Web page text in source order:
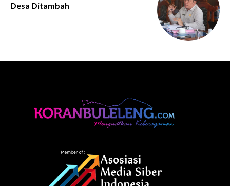
Desa Ditambah